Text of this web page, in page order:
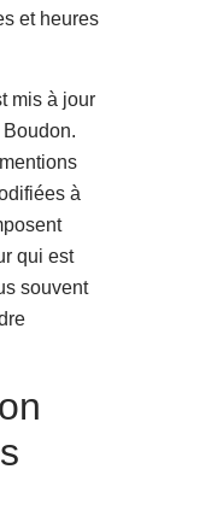
et heures
mis à jour
à
qui est
souvent